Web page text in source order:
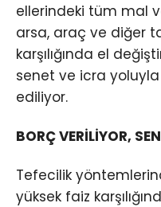
ellerindeki tüm mal
arsa, araç ve diğer
karşılığında el
senet ve icra
ediliyor.
BORÇ VERİLİYOR,
Tefecilik
yüksek faiz